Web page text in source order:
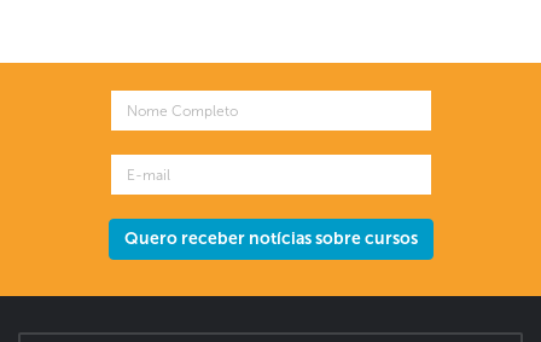
Quero receber notícias sobre cursos